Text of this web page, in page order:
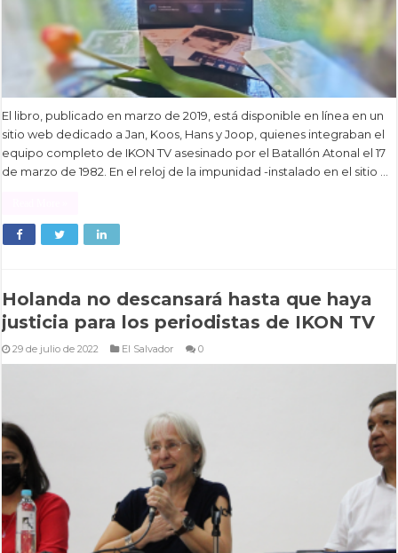
El libro, publicado en marzo de 2019, está disponible en línea en un
sitio web dedicado a Jan, Koos, Hans y Joop, quienes integraban el
equipo completo de IKON TV asesinado por el Batallón Atonal el 17
de marzo de 1982. En el reloj de la impunidad -instalado en el sitio …
Holanda no descansará hasta que haya
justicia para los periodistas de IKON TV
29 de julio de 2022 El Salvador 0